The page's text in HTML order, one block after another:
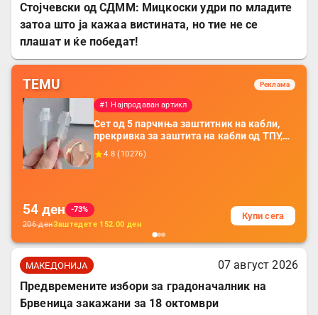
Стојчевски од СДММ: Мицкоски удри по младите
затоа што ја кажаа вистината, но тие не се
плашат и ќе победат!
TEMU Реклама
#1 Најпродаван артикл
Сет од 5 парчиња заштитник на кабли,
прекривка за заштита на кабли од ТПУ,
додатоци за заштита на кабли, без
батерија, за мобилни телефони, комплет
4.8 ( 10276)
54 ден
-73%
206денЗаштедете 152.00 ден
Купи сега
МАКЕДОНИЈА
07 август 2026
Предвремените избори за градоначалник на
Брвеница закажани за 18 октомври